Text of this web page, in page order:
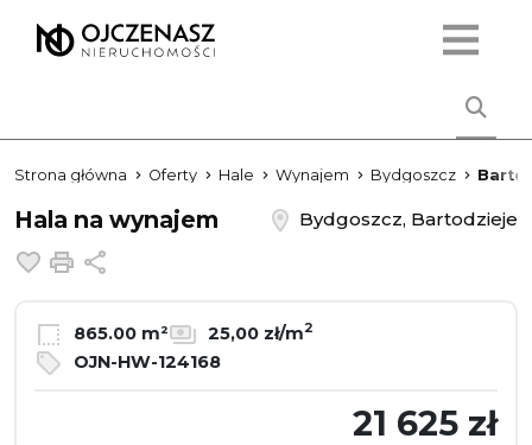
Strona główna Oferty Hale Wynajem Bydgoszcz
Hala na wynajem
Bydgoszcz, Bartodzieje
Dodaj do ulubionych
Drukuj
865.00 m² 25,00 zł/m2
OJN-HW-124168
21 625 zł